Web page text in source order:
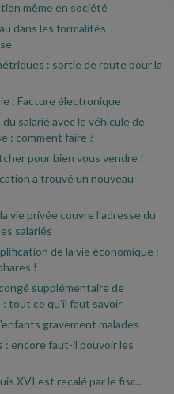
même en société
dans les formalités
: sortie de route pour la
: Facture électronique
salarié avec le véhicule de
: comment faire ?
pour bien vous vendre !
a trouvé un nouveau
vie privée couvre l'adresse du
salariés
de la vie économique :
!
supplémentaire de
: tout ce qu'il faut savoir
gravement malades
: encore faut-il pouvoir les
XVI est recalé par le fisc...